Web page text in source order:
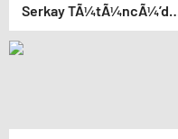
Serkay TÃ¼tÃ¼ncÃ¼’den
yÄ±l dÃ¶nÃ¼mÃ¼
paylaÅÄ±mÄ±